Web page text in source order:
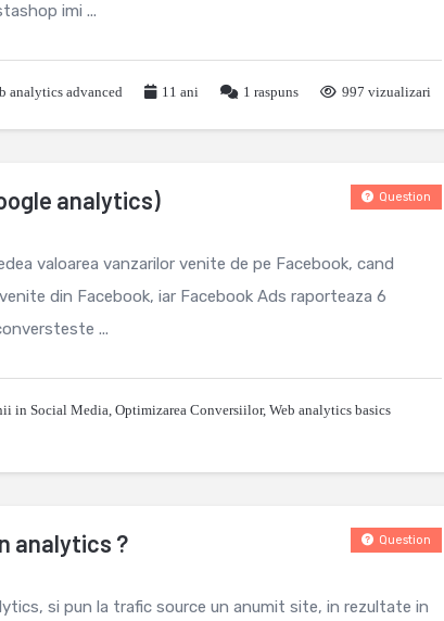
imi ...
analytics advanced 11 ani 1 raspuns 997 vizualizari
analytics) Question
valoarea vanzarilor venite de pe Facebook, cand
din Facebook, iar Facebook Ads raporteaza 6
...
in Social Media, Optimizarea Conversiilor, Web analytics basics
analytics ? Question
si pun la trafic source un anumit site, in rezultate in